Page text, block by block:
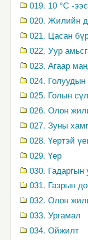
019. 10 °С -
020. Жилийн
021. Цасан
022. Уур
023. Агаар
024.
025. Голын
026. Олон
027. Зуны
028. Үертэй
029. Үер
030.
031. Газрын
032. Олон
033. Ургамал
034. Ойжилт